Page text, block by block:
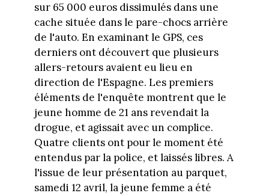
sur 65 000 euros dissimulés dans une
cache située dans le pare-chocs arrière
de l'auto. En examinant le GPS, ces
derniers ont découvert que plusieurs
allers-retours avaient eu lieu en
direction de l'Espagne. Les premiers
éléments de l'enquête montrent que le
jeune homme de 21 ans revendait la
drogue, et agissait avec un complice.
Quatre clients ont pour le moment été
entendus par la police, et laissés libres. A
l'issue de leur présentation au parquet,
samedi 12 avril, la jeune femme a été